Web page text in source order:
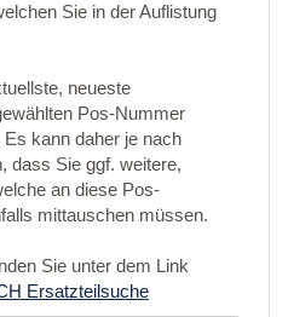
Sie in der Auflistung
neueste
Pos-Nummer
kann daher je nach
dass Sie ggf. weitere,
an diese Pos-
mittauschen müssen.
Sie unter dem Link
Ersatzteilsuche